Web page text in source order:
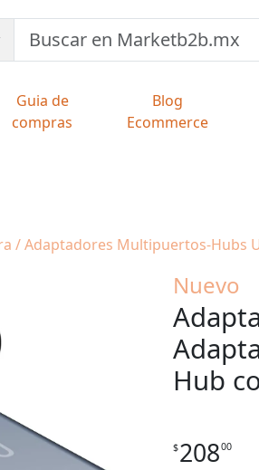
Guia de
compras
Blog
Ecommerce
/ Adaptadores Multipuertos-Hubs
Nuevo
Hub
$20800